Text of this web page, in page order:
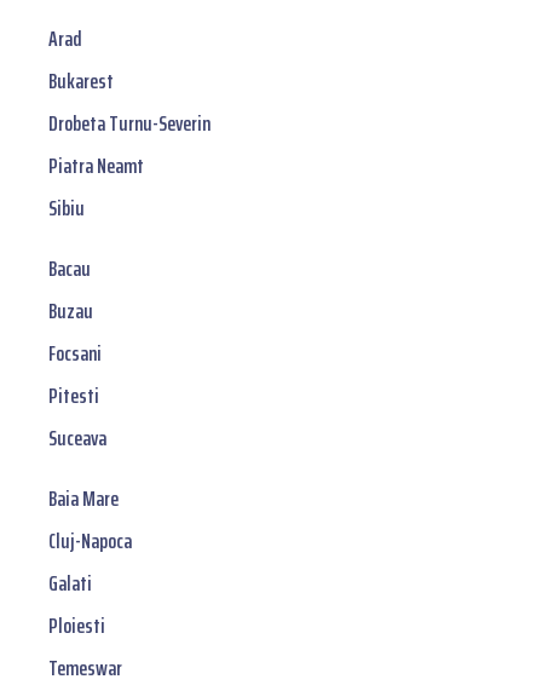
Arad
Bukarest
Drobeta Turnu-Severin
Piatra Neamt
Sibiu
Bacau
Buzau
Focsani
Pitesti
Suceava
Baia Mare
Cluj-Napoca
Galati
Ploiesti
Temeswar